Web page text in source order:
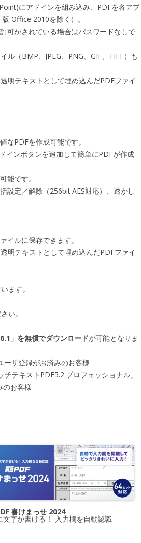
にアドインを組み込み、PDFを各アプ
Office 2010を除く）。
可がされている場合はパスワードなしで
ル（BMP、JPEG、PNG、GIF、TIFF）も
明テキストとして埋め込んだPDFファイ
なPDFを作成可能です。
ンボタンを追加して簡単にPDFが作成
能です。
設定／解除（256bit AES対応）、透かし
イルに保存できます。
明テキストとして埋め込んだPDFファイ
ます。
い。
」を無償でダウンロードが可能となりま
ザ登録がお済みのお客様
テキストPDF5.2 プロフェッショナル」
のお客様
書けまっせ 2024
文字が書ける！ 入力欄を自動認識